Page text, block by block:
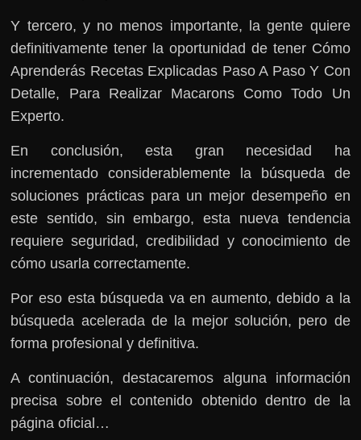
Y tercero, y no menos importante, la gente quiere
definitivamente tener la oportunidad de tener Cómo
Aprenderás Recetas Explicadas Paso A Paso Y Con
Detalle, Para Realizar Macarons Como Todo Un
Experto.
En conclusión, esta gran necesidad ha
incrementado considerablemente la búsqueda de
soluciones prácticas para un mejor desempeño en
este sentido, sin embargo, esta nueva tendencia
requiere seguridad, credibilidad y conocimiento de
cómo usarla correctamente.
Por eso esta búsqueda va en aumento, debido a la
búsqueda acelerada de la mejor solución, pero de
forma profesional y definitiva.
A continuación, destacaremos alguna información
precisa sobre el contenido obtenido dentro de la
página oficial…